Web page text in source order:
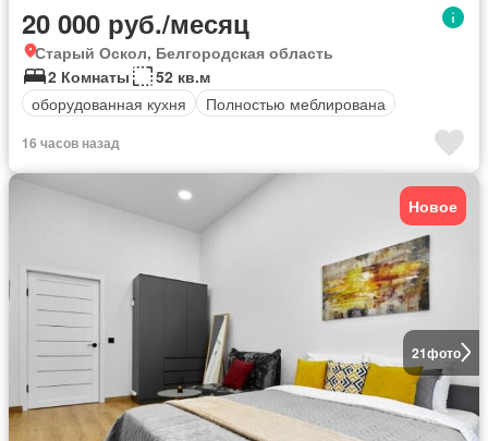
20 000 руб./месяц
Старый Оскол, Белгородская область
2 Комнаты
52 кв.м
оборудованная кухня
Полностью меблирована
16 часов назад
21фото
Новое